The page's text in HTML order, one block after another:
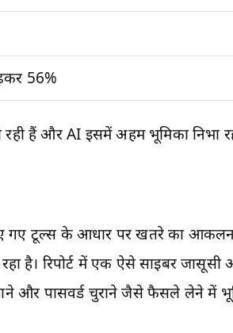
56%
हैं और AI इसमें अहम भूमिका निभा
गए टूल्स के आधार पर खतरे का
है। रिपोर्ट में एक ऐसे साइबर जासूसी
और पासवर्ड चुराने जैसे फैसले लेने में